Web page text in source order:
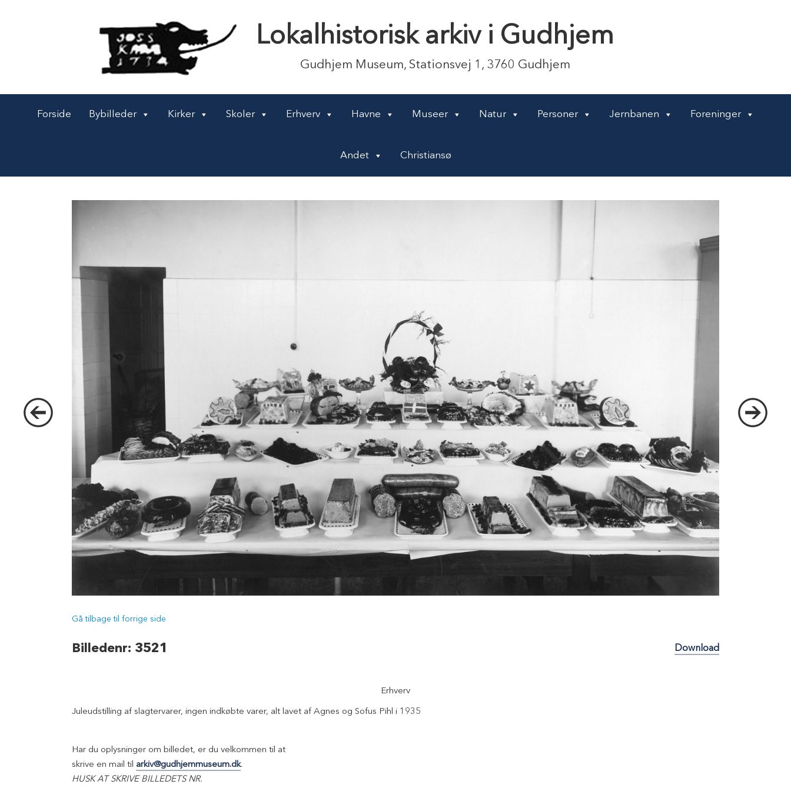
Lokalhistorisk arkiv i Gudhjem
Gudhjem Museum, Stationsvej 1, 3760 Gudhjem
Forside Bybilleder Kirker Skoler Erhverv Havne Museer Natur Personer Jernbanen Foreninger
Andet Christiansø
Gå tilbage til forrige side
Billedenr: 3521 Download
Erhverv
Juleudstilling af slagtervarer, ingen indkøbte varer, alt lavet af Agnes og Sofus Pihl i 1935
Har du oplysninger om billedet, er du velkommen til at
skrive en mail til arkiv@gudhjemmuseum.dk.
HUSK AT SKRIVE BILLEDETS NR.